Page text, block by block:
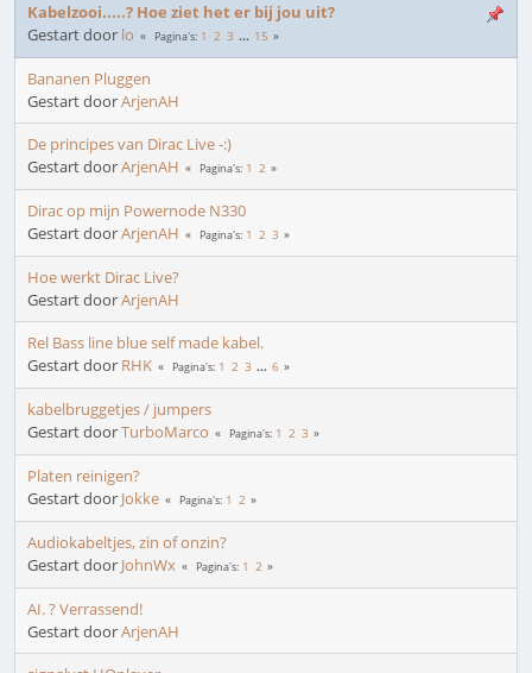
Kabelzooi.....? Hoe ziet het er bij jou uit?
Gestart door lo Pagina's 1 2 3 ... 15
Bananen Pluggen
Gestart doorArjenAH
De principes van Dirac Live -:)
Gestart doorArjenAH Pagina's 1 2
Dirac op mijn Powernode N330
Gestart doorArjenAH Pagina's 1 2 3
Hoe werkt Dirac Live?
Gestart doorArjenAH
Rel Bass line blue self made kabel.
Gestart door RHK Pagina's 1 2 3 ... 6
kabelbruggetjes / jumpers
Gestart doorTurboMarco Pagina's 1 2 3
Platen reinigen?
Gestart door Jokke Pagina's 1 2
Audiokabeltjes, zin of onzin?
Gestart door JohnWx Pagina's 1 2
AI. ? Verrassend!
Gestart doorArjenAH